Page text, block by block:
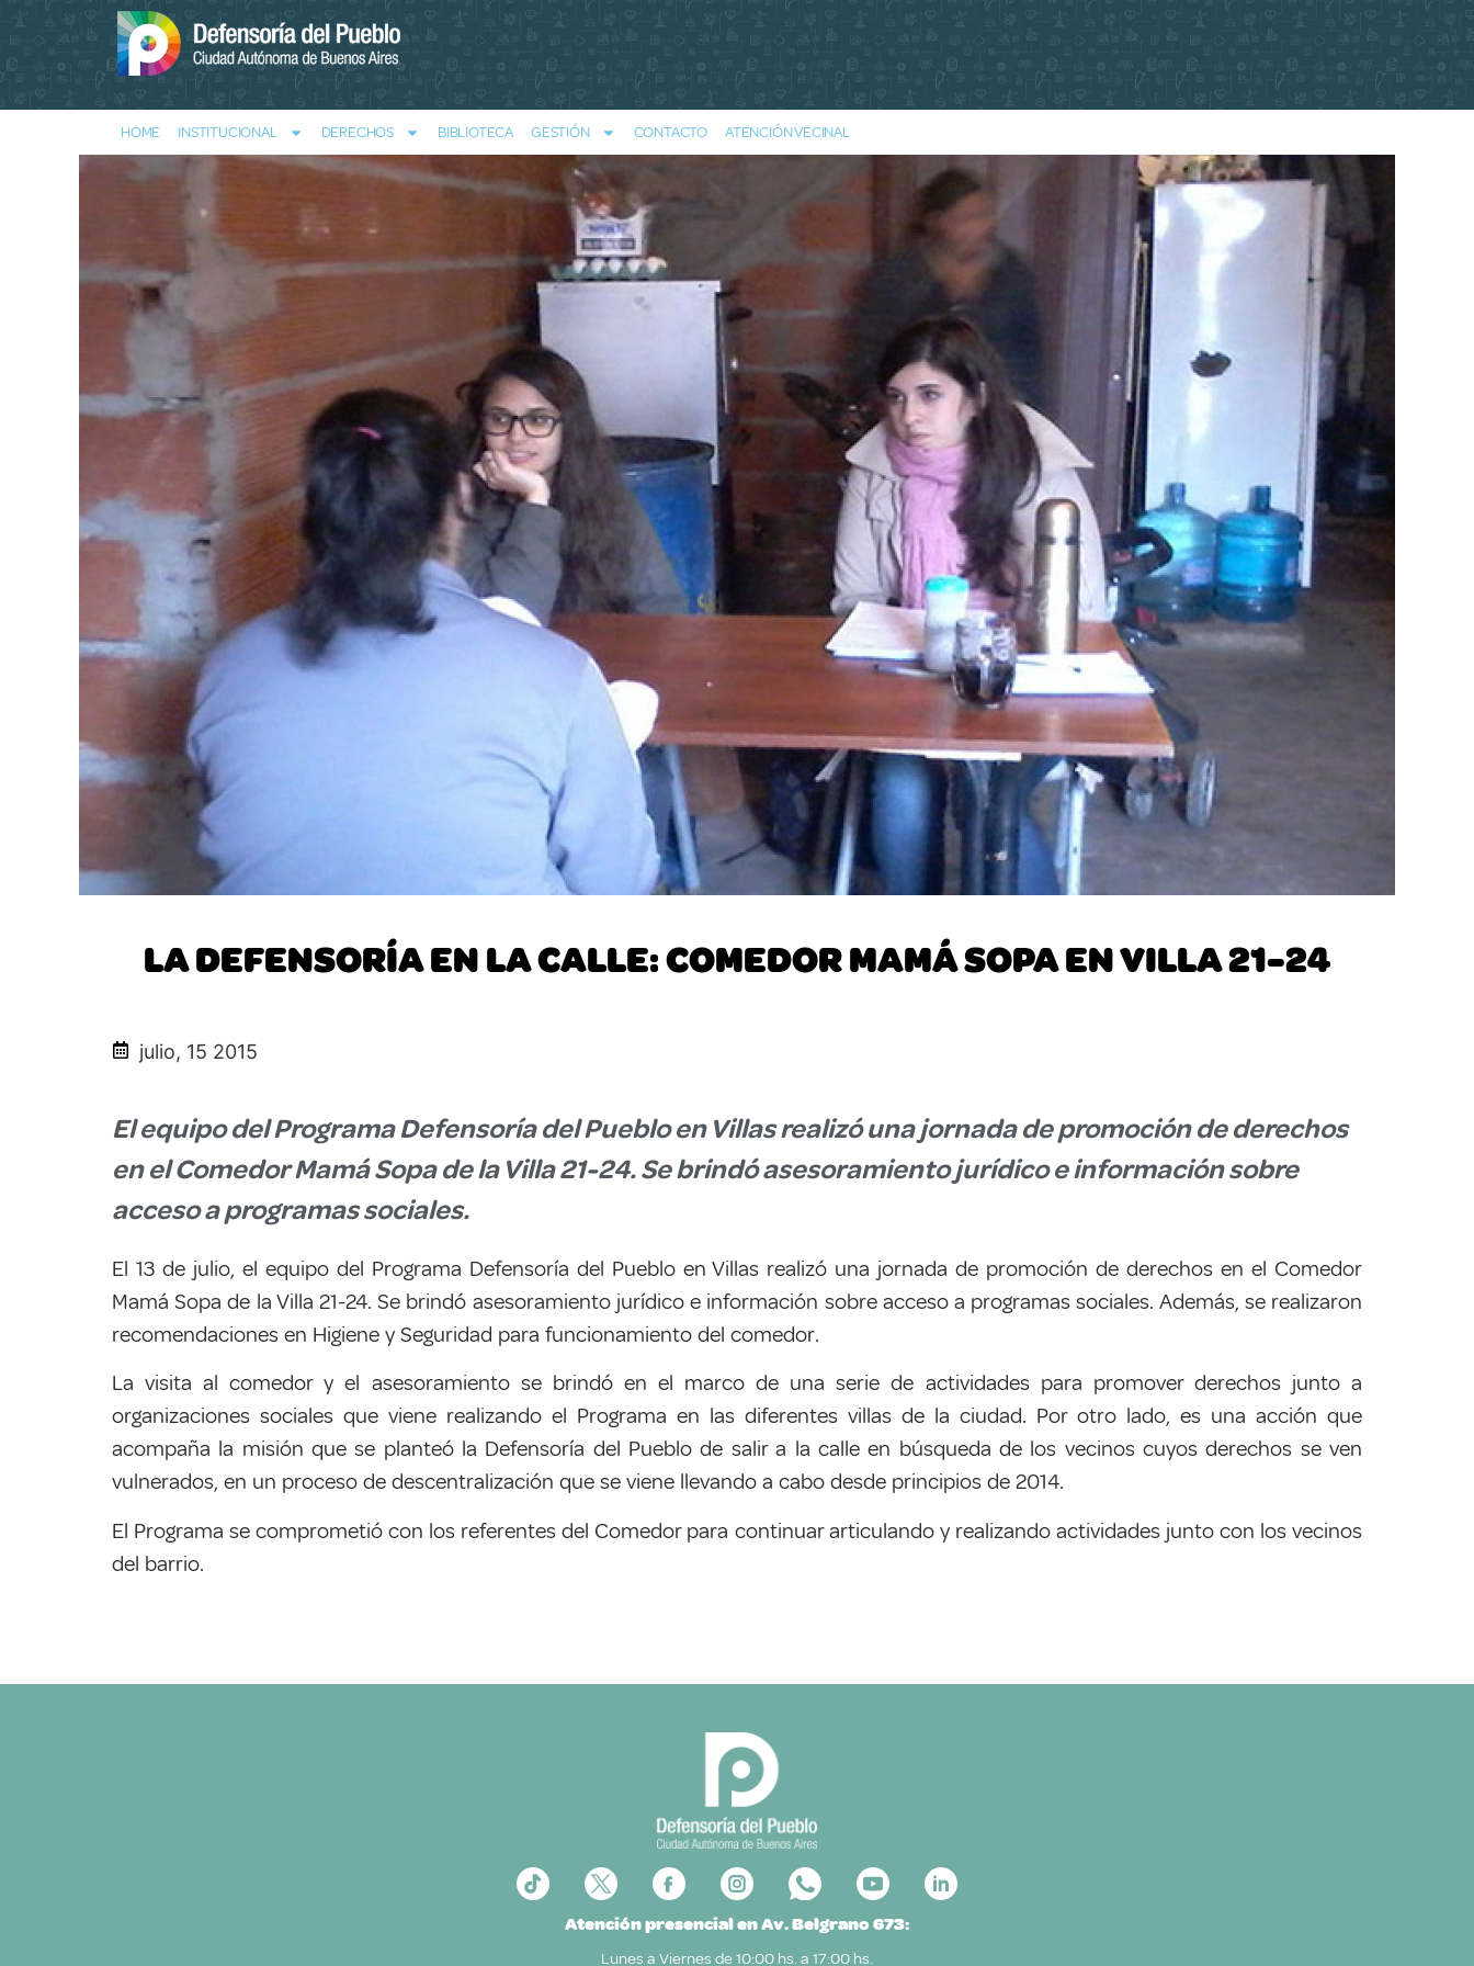
HOME INSTITUCIONAL DERECHOS BIBLIOTECA GESTIÓN CONTACTO ATENCIÓN VECINAL
LA DEFENSORÍA EN LA CALLE: COMEDOR MAMÁ SOPA EN VILLA 21-24
julio, 15 2015
El equipo del Programa Defensoría del Pueblo en Villas realizó una jornada de promoción de derechos
en el Comedor Mamá Sopa de la Villa 21-24. Se brindó asesoramiento jurídico e información sobre
acceso a programas sociales.
El 13 de julio, el equipo del Programa Defensoría del Pueblo en Villas realizó una jornada de promoción de derechos en el Comedor
Mamá Sopa de la Villa 21-24. Se brindó asesoramiento jurídico e información sobre acceso a programas sociales. Además, se realizaron
recomendaciones en Higiene y Seguridad para funcionamiento del comedor.
La visita al comedor y el asesoramiento se brindó en el marco de una serie de actividades para promover derechos junto a
organizaciones sociales que viene realizando el Programa en las diferentes villas de la ciudad. Por otro lado, es una acción que
acompaña la misión que se planteó la Defensoría del Pueblo de salir a la calle en búsqueda de los vecinos cuyos derechos se ven
vulnerados, en un proceso de descentralización que se viene llevando a cabo desde principios de 2014.
El Programa se comprometió con los referentes del Comedor para continuar articulando y realizando actividades junto con los vecinos
del barrio.
Atención presencial en Av. Belgrano 673:
Lunes a Viernes de 10:00 hs. a 17:00 hs.